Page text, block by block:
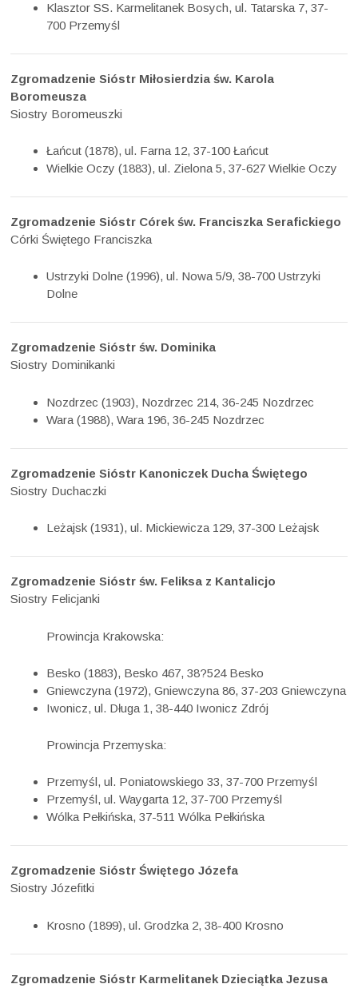
Klasztor SS. Karmelitanek Bosych, ul. Tatarska 7, 37-
700 Przemyśl
Zgromadzenie Sióstr Miłosierdzia św. Karola
Boromeusza
Siostry Boromeuszki
Łańcut (1878), ul. Farna 12, 37-100 Łańcut
Wielkie Oczy (1883), ul. Zielona 5, 37-627 Wielkie Oczy
Zgromadzenie Sióstr Córek św. Franciszka Serafickiego
Córki Świętego Franciszka
Ustrzyki Dolne (1996), ul. Nowa 5/9, 38-700 Ustrzyki
Dolne
Zgromadzenie Sióstr św. Dominika
Siostry Dominikanki
Nozdrzec (1903), Nozdrzec 214, 36-245 Nozdrzec
Wara (1988), Wara 196, 36-245 Nozdrzec
Zgromadzenie Sióstr Kanoniczek Ducha Świętego
Siostry Duchaczki
Leżajsk (1931), ul. Mickiewicza 129, 37-300 Leżajsk
Zgromadzenie Sióstr św. Feliksa z Kantalicjo
Siostry Felicjanki
Prowincja Krakowska:
Besko (1883), Besko 467, 38?524 Besko
Gniewczyna (1972), Gniewczyna 86, 37-203 Gniewczyna
Iwonicz, ul. Długa 1, 38-440 Iwonicz Zdrój
Prowincja Przemyska:
Przemyśl, ul. Poniatowskiego 33, 37-700 Przemyśl
Przemyśl, ul. Waygarta 12, 37-700 Przemyśl
Wólka Pełkińska, 37-511 Wólka Pełkińska
Zgromadzenie Sióstr Świętego Józefa
Siostry Józefitki
Krosno (1899), ul. Grodzka 2, 38-400 Krosno
Zgromadzenie Sióstr Karmelitanek Dzieciątka Jezusa